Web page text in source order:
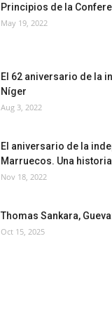
Principios de la
May 19, 2022
El 62 aniversario de la
Níger
Aug 3, 2022
El aniversario de la
Marruecos. Una
Nov 18, 2022
Thomas Sankara,
Oct 15, 2025